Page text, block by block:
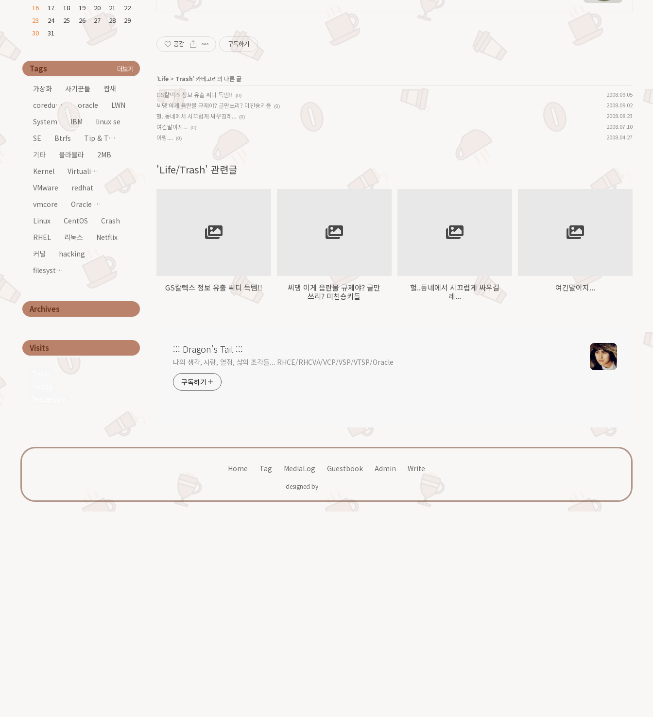
16
17 18 19 20 21
22
23
24 25 26 27 28
29
30
31
Tags 더보기
가상화 사기꾼들
짭새
coredump
oracle
LWN
System
IBM
linux se
SE
Btrfs
Tip & Tech
기타
블라블라
2MB
Kernel
Virtualization
VMware
redhat
vmcore
Oracle Linux
Linux
CentOS
Crash
RHEL
리눅스
Netflix
커널
hacking
filesystem
Archives
Visits
공감 구독하기
'Life > Trash' 카테고리의 다른 글
GS칼텍스 정보 유출 씨디 득템!!
(0) 2008.09.05
씨댕 이게 음란물 규제야? 글만쓰리? 미친숑키들 (0) 2008.09.02
헐..동네에서 시끄럽게 싸우길레... (0) 2008.08.23
여긴말이지... (0) 2008.07.10
어림.... (0) 2008.04.27
'Life/Trash' 관련글
GS칼텍스 정보 유출 씨디 득템!!
씨댕 이게 음란물 규제야? 글만
쓰리? 미친숑키들
헐..동네에서 시끄럽게 싸우길
레...
여긴말이지...
::: Dragon's Tail :::
나의 생각, 사랑, 열정, 삶의 조각들... RHCE/RHCVA/VCP/VSP/VTSP/Oracle
구독하기
Home Tag MediaLog Guestbook Admin Write
designed by